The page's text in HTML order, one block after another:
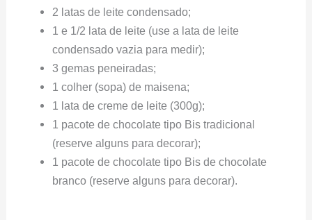
2 latas de leite condensado;
1 e 1/2 lata de leite (use a lata de leite
condensado vazia para medir);
3 gemas peneiradas;
1 colher (sopa) de maisena;
1 lata de creme de leite (300g);
1 pacote de chocolate tipo Bis tradicional
(reserve alguns para decorar);
1 pacote de chocolate tipo Bis de chocolate
branco (reserve alguns para decorar).